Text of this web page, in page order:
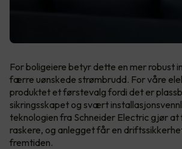
For boligeiere betyr dette en mer robust
færre uønskede strømbrudd. For våre
produktet et førstevalg fordi det er
sikringsskapet og svært
teknologien fra Schneider Electric gjør at
raskere, og anlegget får en
fremtiden.